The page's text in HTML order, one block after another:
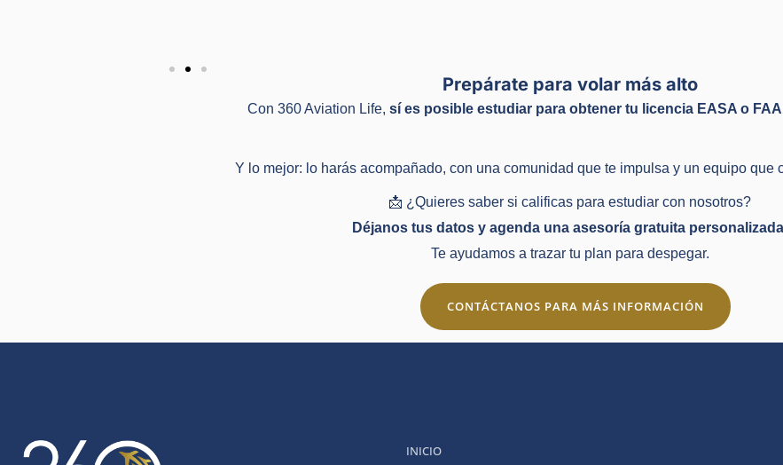
Prepárate para volar más alto
Con 360 Aviation Life, sí es posible estudiar para obtener tu licencia EASA o
Y lo mejor: lo harás acompañado, con una comunidad que te impulsa y un equipo que
📩 ¿Quieres saber si calificas para estudiar con nosotros?
Déjanos tus datos y agenda una asesoría gratuita
Te ayudamos a trazar tu plan para despegar.
CONTÁCTANOS PARA MÁS INFORMACIÓN
INICIO